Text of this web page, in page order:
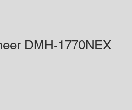
DMH-1770NEX